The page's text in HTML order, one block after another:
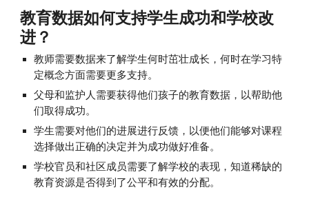
教育数据如何支持学生成功和学校改
进？
教师需要数据来了解学生何时茁壮成长，何时在学习特
定概念方面需要更多支持。
父母和监护人需要获得他们孩子的教育数据，以帮助他
们取得成功。
学生需要对他们的进展进行反馈，以便他们能够对课程
选择做出正确的决定并为成功做好准备。
学校官员和社区成员需要了解学校的表现，知道稀缺的
教育资源是否得到了公平和有效的分配。